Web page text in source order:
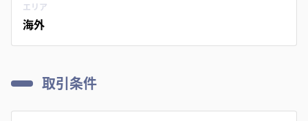
エリア
海外
取引条件